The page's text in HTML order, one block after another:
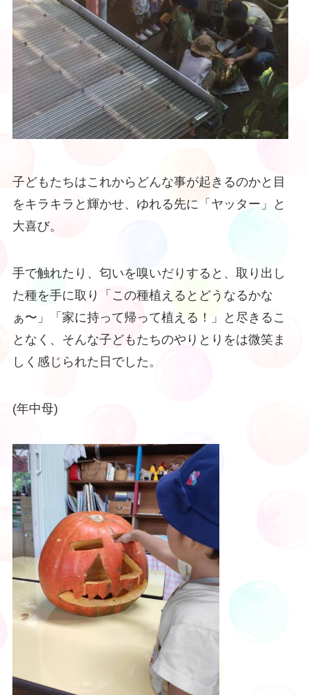
子どもたちはこれからどんな事が起きるのかと目
をキラキラと輝かせ、ゆれる先に「ヤッター」と
大喜び。
手で触れたり、匂いを嗅いだりすると、取り出し
た種を手に取り「この種植えるとどうなるかな
ぁ〜」「家に持って帰って植える！」と尽きるこ
となく、そんな子どもたちのやりとりをは微笑ま
しく感じられた日でした。
(年中母)